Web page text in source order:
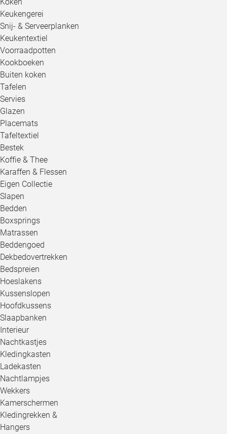
Keukengerei
Snij- & Serveerplanken
Keukentextiel
Voorraadpotten
Kookboeken
Buiten koken
Tafelen
Servies
Glazen
Placemats
Tafeltextiel
Bestek
Koffie & Thee
Karaffen & Flessen
Eigen Collectie
Slapen
Bedden
Boxsprings
Matrassen
Beddengoed
Dekbedovertrekken
Bedspreien
Hoeslakens
Kussenslopen
Hoofdkussens
Slaapbanken
Interieur
Nachtkastjes
Kledingkasten
Ladekasten
Nachtlampjes
Wekkers
Kamerschermen
Kledingrekken &
Hangers